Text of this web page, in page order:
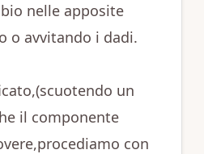
nelle apposite
o avvitando i dadi.
un
il componente
con